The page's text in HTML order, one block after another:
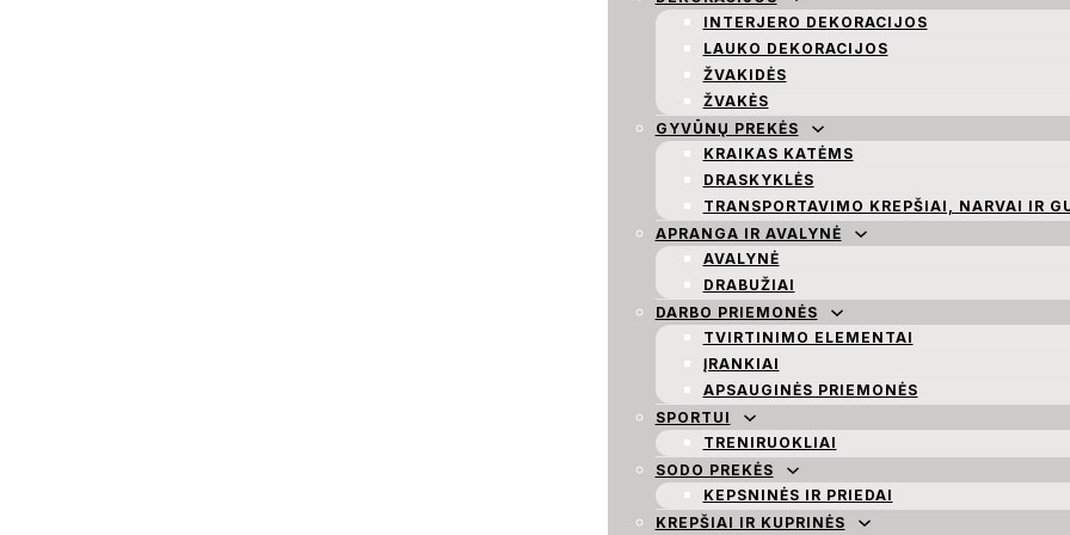
INTERJERO DEKORACIJOS
LAUKO DEKORACIJOS
ŽVAKIDĖS
ŽVAKĖS
GYVŪNŲ PREKĖS
KRAIKAS KATĖMS
DRASKYKLĖS
TRANSPORTAVIMO KREPŠIAI, NARVAI IR
APRANGA IR AVALYNĖ
AVALYNĖ
DRABUŽIAI
DARBO PRIEMONĖS
TVIRTINIMO ELEMENTAI
ĮRANKIAI
APSAUGINĖS PRIEMONĖS
SPORTUI
TRENIRUOKLIAI
SODO PREKĖS
KEPSNINĖS IR PRIEDAI
KREPŠIAI IR KUPRINĖS